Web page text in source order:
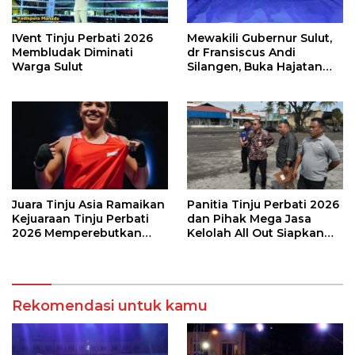
IVent Tinju Perbati 2026
Membludak Diminati
Warga Sulut
Mewakili Gubernur Sulut,
dr Fransiscus Andi
Silangen, Buka Hajatan
Wali Kota Manado
Juara Tinju Asia Ramaikan
Kejuaraan Tinju Perbati
2026 Memperebutkan
Panitia Tinju Perbati 2026
dan Pihak Mega Jasa
Kelolah All Out Siapkan
Rekomendasi untuk kamu